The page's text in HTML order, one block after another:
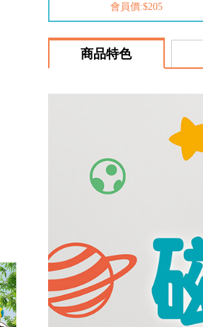
會員價:$225
商品特色